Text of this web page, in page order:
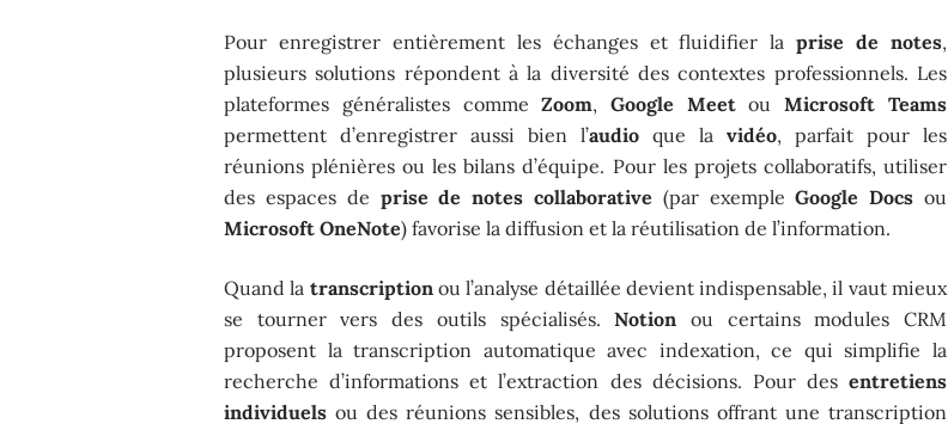
Pour enregistrer entièrement les échanges et fluidifier laprise de notes,
plusieurs solutions répondent à la diversité des contextes professionnels. Les
plateformes généralistes commeZoom,Google MeetouMicrosoft Teams
permettent d’enregistrer aussi bien l’audio que la vidéo, parfait pour les
réunions plénières ou les bilans d’équipe. Pour les projets collaboratifs, utiliser
des espaces de prise de notes collaborative (par exempleGoogle Docs ou
Microsoft OneNote) favorise la diffusion et la réutilisation de l’information.
Quand la transcriptionou l’analyse détaillée devient indispensable, il vaut mieux
se tourner vers des outils spécialisés.Notion ou certains modules CRM
proposent la transcription automatique avec indexation, ce qui simplifie la
recherche d’informations et l’extraction des décisions. Pour des entretiens
individuels ou des réunions sensibles, des solutions offrant une transcription